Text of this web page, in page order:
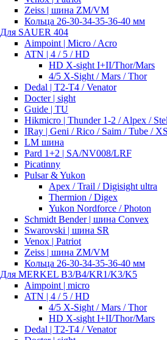
Zeiss | шина ZM/VM
Кольца 26-30-34-35-36-40 мм
Для SAUER 404
Aimpoint | Micro / Acro
ATN | 4 / 5 / HD
HD X-sight I+II/Thor/Mars
4/5 X-Sight / Mars / Thor
Dedal | T2-T4 / Venator
Docter | sight
Guide | TU
Hikmicro | Thunder 1-2 / Alpex /
IRay | Geni / Rico / Saim / Tube /
LM шина
Pard 1+2 | SA/NV008/LRF
Picatinny
Pulsar & Yukon
Apex / Trail / Digisight ultra
Thermion / Digex
Yukon Nordforce / Photon
Schmidt Bender | шина Convex
Swarovski | шина SR
Venox | Patriot
Zeiss | шина ZM/VM
Кольца 26-30-34-35-36-40 мм
Для MERKEL B3/B4/KR1/K3/K5
Aimpoint | micro
ATN | 4 / 5 / HD
4/5 X-Sight / Mars / Thor
HD X-sight I+II/Thor/Mars
Dedal | T2-T4 / Venator